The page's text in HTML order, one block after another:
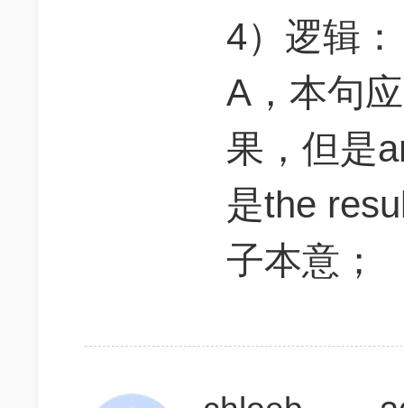
4）逻辑：
A，本句
果，但是
是the
子本意；